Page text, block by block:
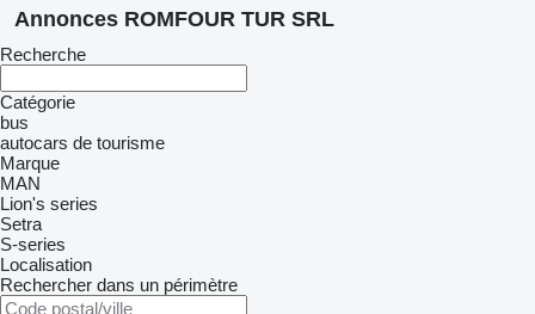
Annonces ROMFOUR TUR SRL
Recherche
Catégorie
bus
autocars de tourisme
Marque
MAN
Lion's series
Setra
S-series
Localisation
Rechercher dans un périmètre